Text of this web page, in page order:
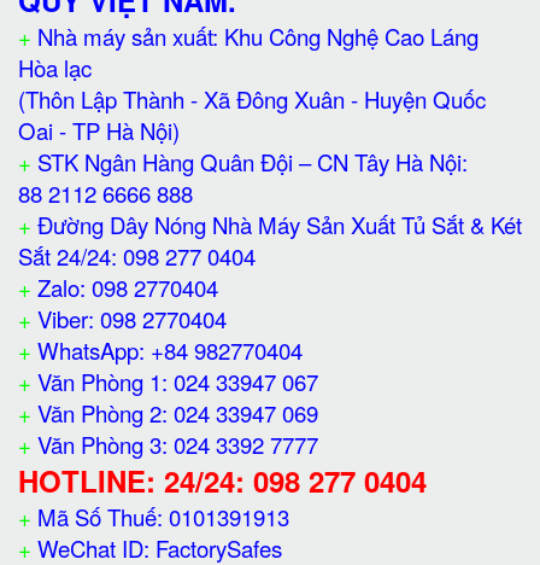
+ Nhà máy sản xuất: Khu Công Nghệ Cao Láng
Hòa lạc
(Thôn Lập Thành - Xã Đông Xuân - Huyện Quốc
Oai - TP Hà Nội)
+ STK Ngân Hàng Quân Đội – CN Tây Hà Nội:
88 2112 6666 888
+ Đường Dây Nóng Nhà Máy Sản Xuất Tủ Sắt & Két
Sắt 24/24: 098 277 0404
+ Zalo: 098 2770404
+ Viber: 098 2770404
+ WhatsApp: +84 982770404
+ Văn Phòng 1: 024 33947 067
+ Văn Phòng 2: 024 33947 069
+ Văn Phòng 3: 024 3392 7777
HOTLINE: 24/24: 098 277 0404
+ Mã Số Thuế: 0101391913
+ WeChat ID: FactorySafes